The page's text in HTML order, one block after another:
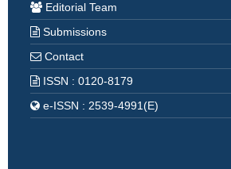
Editorial Team
Submissions
Contact
ISSN : 0120-8179
e-ISSN : 2539-4991(E)